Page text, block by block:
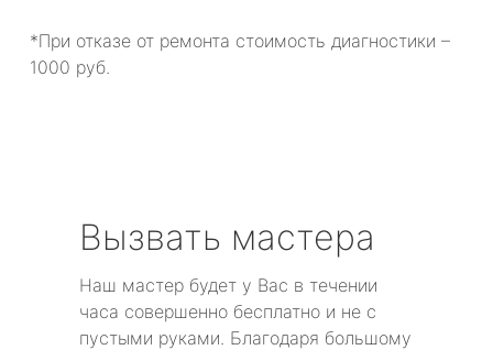
*При отказе от ремонта стоимость диагностики –
1000 руб.
Вызвать мастера
Наш мастер будет у Вас в течении
часа совершенно бесплатно и не с
пустыми руками. Благодаря большому